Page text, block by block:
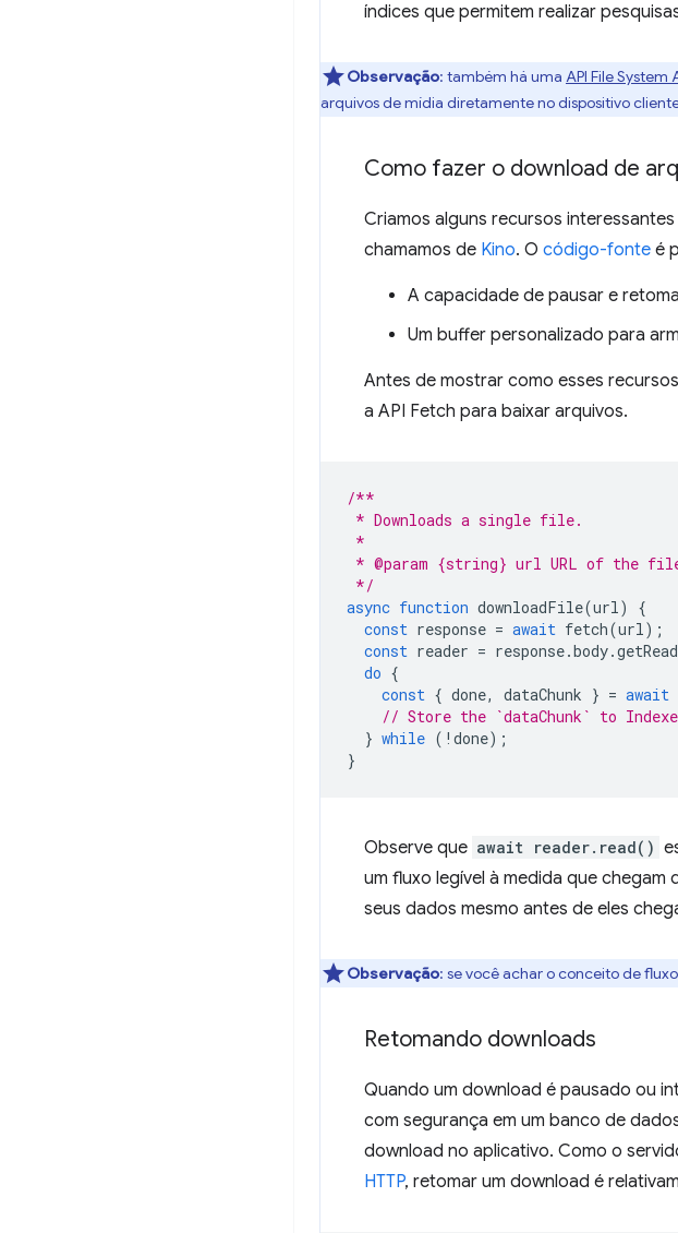
índices que permitem realizar
Observação: também há uma API File System
arquivos de mídia diretamente no dispositivo
Como fazer o download de
Criamos alguns recursos
chamamos de Kino. O código-fonte é
A capacidade de pausar e
Um buffer personalizado para
Antes de mostrar como esses
a API Fetch para baixar arquivos.
/**
* Downloads a single file.
*
* @param {string} url URL of the file
*/
async function downloadFile(url)
{
const response = await fetch(url);
const reader = response.body.
do {
const { done, dataChunk } = await
// Store the `dataChunk` to
} while ( ! done);
}
Observe que await reader.read()
um fluxo legível à medida que
seus dados mesmo antes de eles
Observação: se você achar o conceito de
Retomando downloads
Quando um download é pausado ou
com segurança em um banco de
download no aplicativo. Como o
HTTP, retomar um download é